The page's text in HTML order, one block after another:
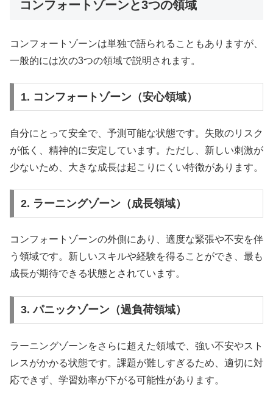
コンフォートゾーンと3つの領域
コンフォートゾーンは単独で語られることもありますが、
一般的には次の3つの領域で説明されます。
1. コンフォートゾーン（安心領域）
自分にとって安全で、予測可能な状態です。失敗のリスク
が低く、精神的に安定しています。ただし、新しい刺激が
少ないため、大きな成長は起こりにくい特徴があります。
2. ラーニングゾーン（成長領域）
コンフォートゾーンの外側にあり、適度な緊張や不安を伴
う領域です。新しいスキルや経験を得ることができ、最も
成長が期待できる状態とされています。
3. パニックゾーン（過負荷領域）
ラーニングゾーンをさらに超えた領域で、強い不安やスト
レスがかかる状態です。課題が難しすぎるため、適切に対
応できず、学習効率が下がる可能性があります。